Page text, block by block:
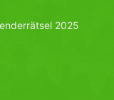
2025